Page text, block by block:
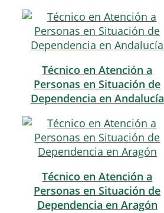
Técnico en Atención a
Personas en Situación de
Dependencia en Andalucía
Técnico en Atención a
Personas en Situación de
Dependencia en Aragón